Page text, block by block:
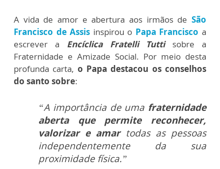
A vida de amor e abertura aos irmãos de São
Francisco de Assis inspirou o Papa Francisco a
escrever a Encíclica Fratelli Tutti sobre a
Fraternidade e Amizade Social. Por meio desta
profunda carta, o Papa destacou os conselhos
do santo sobre:
“A importância de uma fraternidade
aberta que permite reconhecer,
valorizar e amartodas as pessoas
independentemente da sua
proximidade física.”